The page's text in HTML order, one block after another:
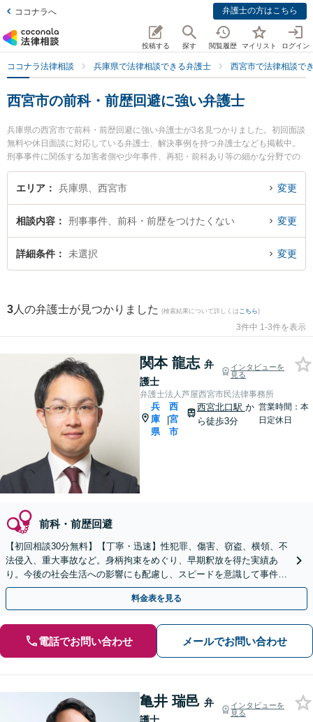
ココナラへ 弁護士の方はこちら
投稿する 探す 閲覧履歴 マイリスト ログイン
ココナラ法律相談 兵庫県で法律相談できる弁護士 西宮市で法律相談で
西宮市の前科・前歴回避に強い弁護士
兵庫県の西宮市で前科・前歴回避に強い弁護士が3名見つかりました。初回面談
無料や休日面談に対応している弁護士、解決事例を持つ弁護士なども掲載中。
刑事事件に関係する加害者側や少年事件、再犯・前科あり等の細かな分野での
絞り込み検索もでき便利です。特に弁護士法人芦屋西宮市民法律事務所の関本
龍志弁護士や虎ノ門法律経済事務所 西宮支店の亀井 瑞邑弁護士、フェリーチェ
を今すぐに弁護士に相談したい』『前科・前歴回避のトラブル解決の実績豊富
な近くの弁護士を検索したい』『初回相談無料で前科・前歴回避を法律相談で
きる西宮市内の弁護士に相談予約したい』などでお困りの相談者さんにおすす
エリア 兵庫県、西宮市 変更
相談内容 刑事事件、前科・前歴をつけたくない 変更
詳細条件 未選択 変更
3 人の弁護士が見つかりました (検索結果について詳しくは こちら)
3件中 1-3件を表示
関本 龍志 弁
護士
インタビューを
見る
弁護士法人芦屋西宮市民法律事務所
兵
庫
県
|
西
宮
市
西宮北口駅 か
ら徒歩3分
営業時間：本
日定休日
前科・前歴回避
【初回相談30分無料】【丁寧・迅速】性犯罪、傷害、窃盗、横領、不
法侵入、重大事故など。身柄拘束をめぐり、早期釈放を得た実績あ
り。今後の社会生活への影響にも配慮し、スピードを意識して事件解
決に臨みます【西宮北口駅3分】
料金表を見る
電話でお問い合わせ メールでお問い合わせ
亀井 瑞邑 弁
インタビューを
見る